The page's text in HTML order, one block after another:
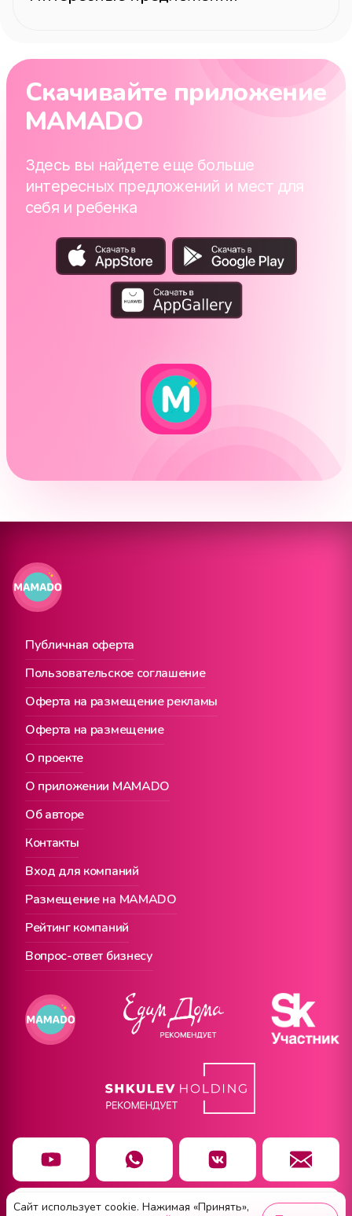
Скачивайте приложение
MAMADO
Здесь вы найдете еще больше
интересных предложений и мест для
себя и ребенка
Публичная оферта
О проекте
Вход для компаний
Пользовательское соглашение
О приложении MAMADO
Размещение на MAMADO
Оферта на размещение рекламы
Об авторе
Рейтинг компаний
Оферта на размещение
Контакты
Вопрос-ответ бизнесу
Чат заботы
Сайт использует cookie. Нажимая «Принять»,